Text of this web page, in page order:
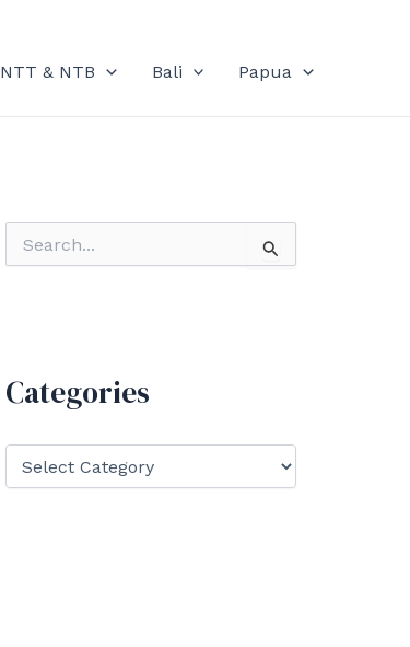
NTT & NTB Bali Papua
o
Categories